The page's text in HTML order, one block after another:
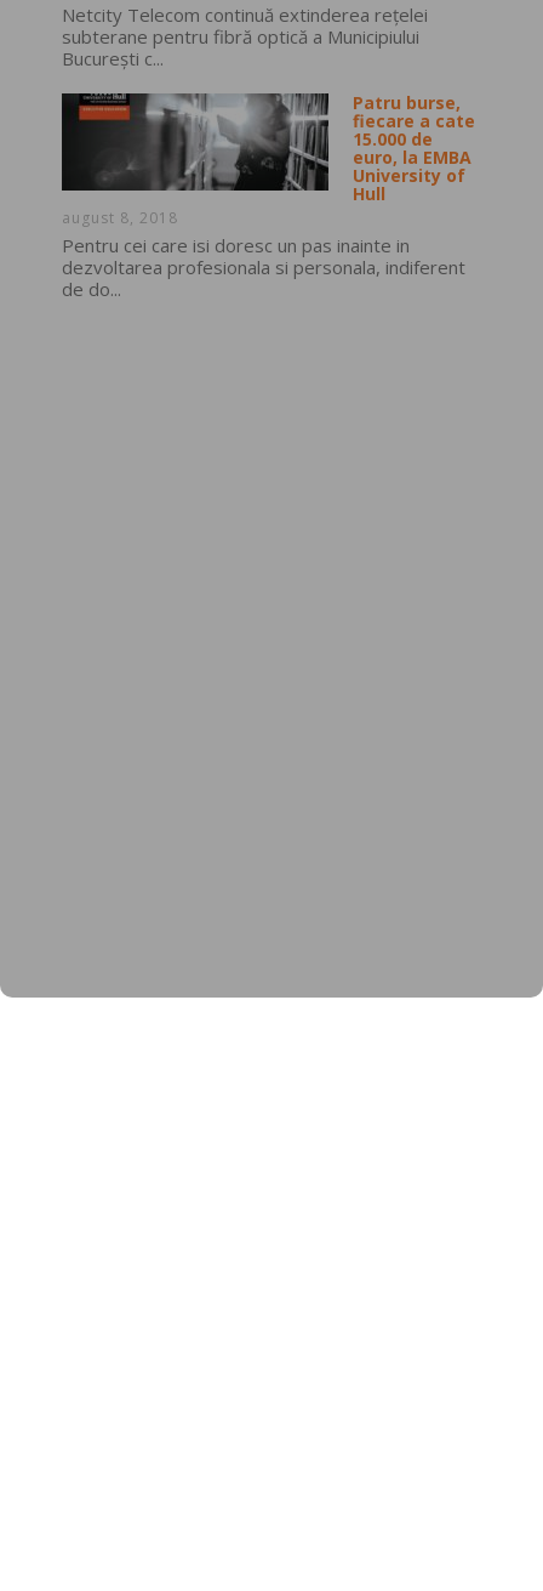
Netcity Telecom continuă extinderea rețelei
subterane pentru fibră optică a Municipiului
București c...
Patru burse,
fiecare a cate
15.000 de
euro, la EMBA
University of
Hull
august 8, 2018
Pentru cei care isi doresc un pas inainte in
dezvoltarea profesionala si personala, indiferent
de do...